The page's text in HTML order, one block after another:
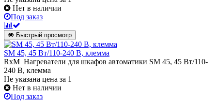
Нет в наличии
Под заказ
Быстрый просмотр
SM 45, 45 Вт/110-240 В, клемма
RxM_Hагреватели для шкафов автоматики SM 45, 45 Вт/110-
240 В, клемма
Не указана цена за 1
Нет в наличии
Под заказ